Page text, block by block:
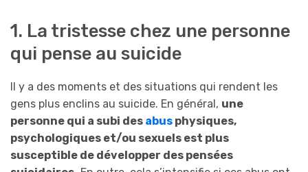
1. La tristesse chez une personne
qui pense au suicide
Il y a des moments et des situations qui rendent les
gens plus enclins au suicide. En général, une
personne qui a subi des abus physiques,
psychologiques et/ou sexuels est plus
susceptible de développer des pensées